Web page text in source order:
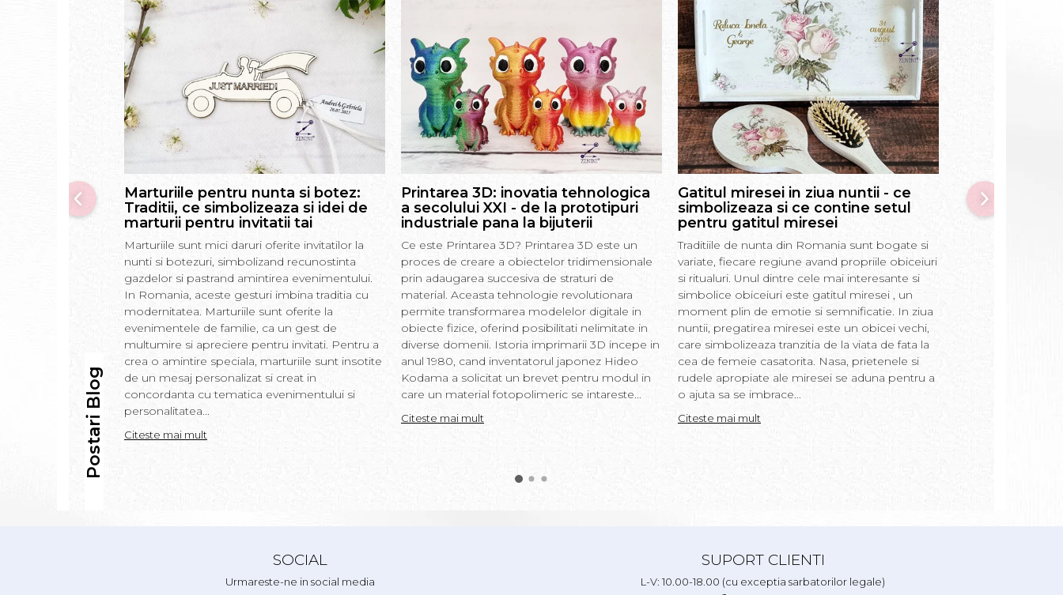
Postari Blog
Marturiile pentru nunta si botez:
Traditii, ce simbolizeaza si idei de
marturii pentru invitatii tai
Marturiile sunt mici daruri oferite invitatilor la
nunti si botezuri, simbolizand recunostinta
gazdelor si pastrand amintirea evenimentului.
In Romania, aceste gesturi imbina traditia cu
modernitatea. Marturiile sunt oferite la
evenimentele de familie, ca un gest de
multumire si apreciere pentru invitati. Pentru a
crea o amintire speciala, marturiile sunt insotite
de un mesaj personalizat si creat in
concordanta cu tematica evenimentului si
personalitatea...
Citeste mai mult
Printarea 3D: inovatia tehnologica
a secolului XXI - de la prototipuri
industriale pana la bijuterii
Ce este Printarea 3D? Printarea 3D este un
proces de creare a obiectelor tridimensionale
prin adaugarea succesiva de straturi de
material. Aceasta tehnologie revolutionara
permite transformarea modelelor digitale in
obiecte fizice, oferind posibilitati nelimitate in
diverse domenii. Istoria imprimarii 3D incepe in
anul 1980, cand inventatorul japonez Hideo
Kodama a solicitat un brevet pentru modul in
care un material fotopolimeric se intareste...
Citeste mai mult
Gatitul miresei in ziua nuntii - ce
simbolizeaza si ce contine setul
pentru gatitul miresei
Traditiile de nunta din Romania sunt bogate si
variate, fiecare regiune avand propriile obiceiuri
si ritualuri. Unul dintre cele mai interesante si
simbolice obiceiuri este gatitul miresei , un
moment plin de emotie si semnificatie. In ziua
nuntii, pregatirea miresei este un obicei vechi,
care simbolizeaza tranzitia de la viata de fata la
cea de femeie casatorita. Nasa, prietenele si
rudele apropiate ale miresei se aduna pentru a
o ajuta sa se imbrace...
Citeste mai mult
Prima baita a
pune in apa,
si alte
SOCIAL
Urmareste-ne in social media
SUPORT CLIENTI
L-V: 10.00-18.00 (cu exceptia sarbatorilor legale)